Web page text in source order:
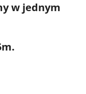
w jednym